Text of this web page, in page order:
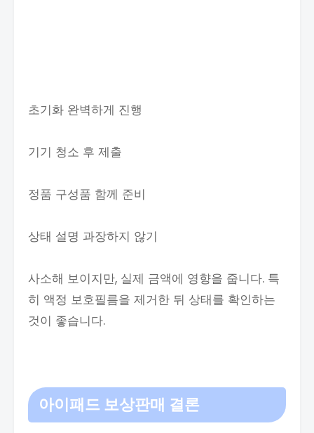
초기화 완벽하게 진행
기기 청소 후 제출
정품 구성품 함께 준비
상태 설명 과장하지 않기
사소해 보이지만, 실제 금액에 영향을 줍니다. 특
히 액정 보호필름을 제거한 뒤 상태를 확인하는
것이 좋습니다.
아이패드 보상판매 결론